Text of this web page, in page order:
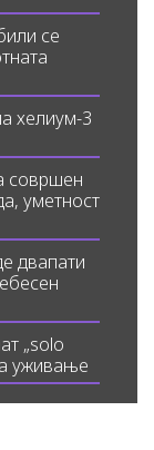
се
хелиум-3
совршен
уметност
двапати
„solo
уживање